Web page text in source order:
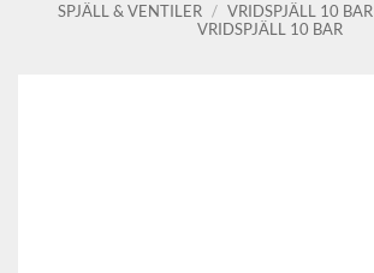
SPJÄLL & VENTILER / VRIDSPJÄLL 10 BAR
VRIDSPJÄLL 10 BAR